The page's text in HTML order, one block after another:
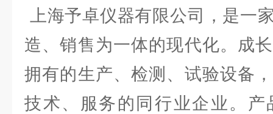
上海予卓仪器有限公司，是一
造、销售为一体的现代化。成
拥有的生产、检测、试验设备
技术、服务的同行业企业。产